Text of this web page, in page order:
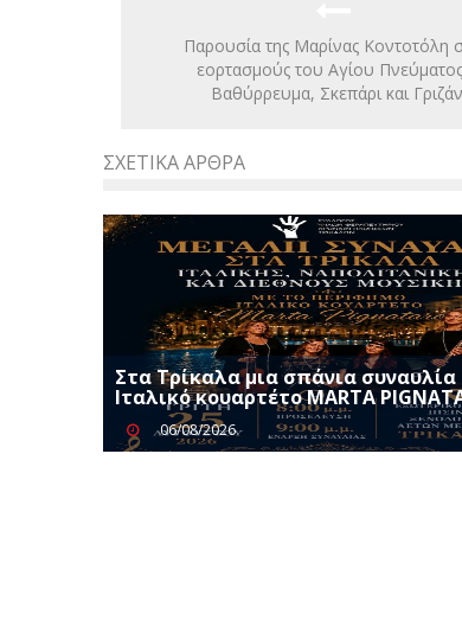
Παρουσία της Μαρίνας Κοντοτόλη
εορτασμούς του Αγίου
Βαθύρρευμα, Σκεπάρι και
ΣΧΕΤΙΚΆ ΆΡΘΡΑ
Στα Τρίκαλα μια σπάνια συναυλία
Ιταλικό κουαρτέτο MARTA
06/08/2026